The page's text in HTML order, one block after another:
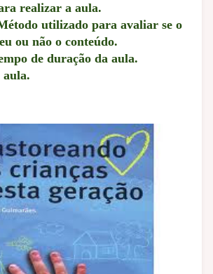
realizar a aula.
utilizado para avaliar se o
ou não o conteúdo.
de duração da aula.
aula.